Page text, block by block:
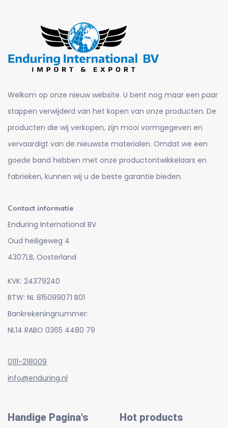
Welkom op onze nieuw website. U bent nog maar een paar
stappen verwijderd van het kopen van onze producten. De
producten die wij verkopen, zijn mooi vormgegeven en
vervaardigt van de nieuwste materialen. Omdat we een
goede band hebben met onze productontwikkelaars en
fabrieken, kunnen wij u de beste garantie bieden.
Contact informatie
Enduring International BV
Oud heiligeweg 4
4307LB, Oosterland
KVK: 24379240
BTW: NL 815099071 B01
Bankrekeningnummer:
NL14 RABO 0365 4480 79
0111-218009
info@enduring.nl
Handige Pagina's Hot products